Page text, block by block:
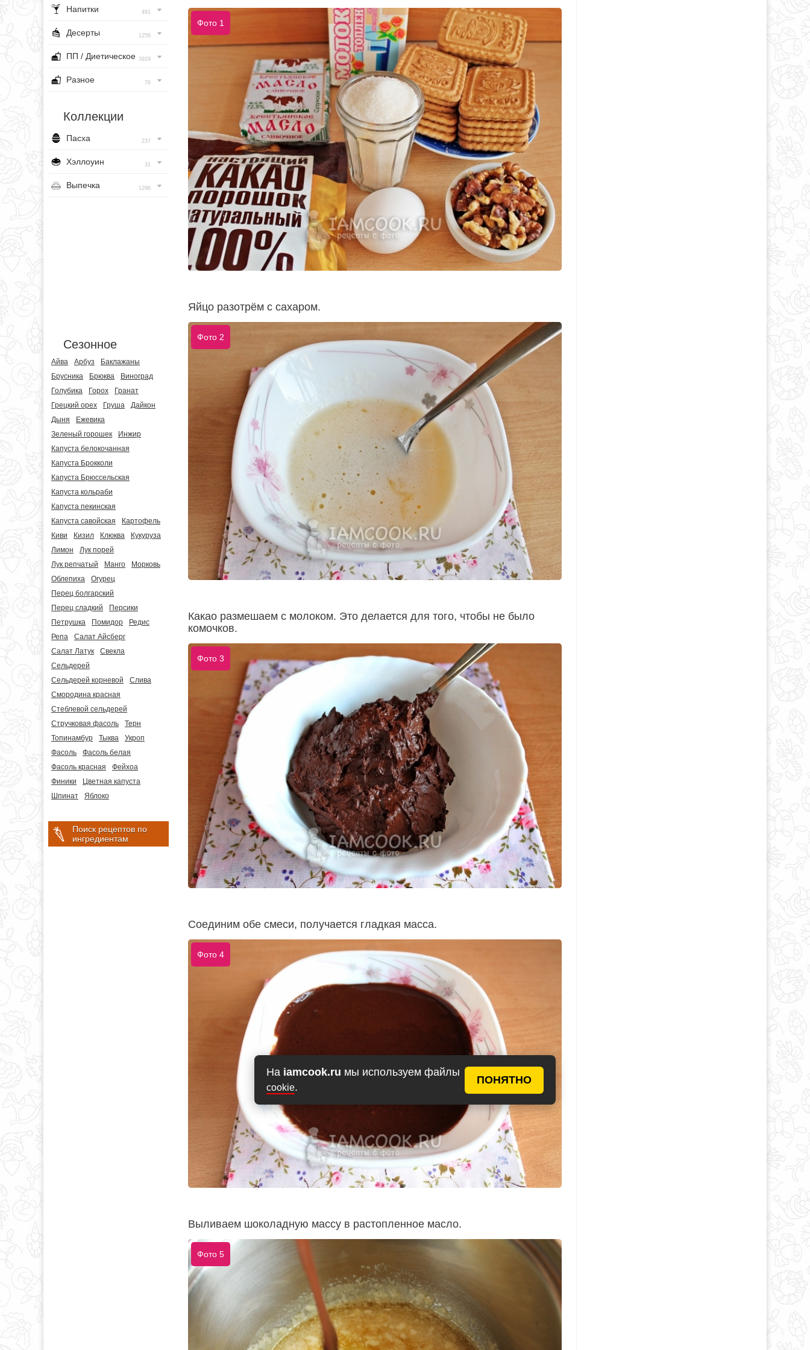
На iamcook.ru мы используем файлы
cookie.
ПОНЯТНО
Напитки 491
Десерты 1256
ПП / Диетическое 3929
Разное 76
Коллекции
Пасха 237
Хэллоуин 31
Выпечка 1296
Сезонное
Айва Арбуз
Баклажаны
Брусника
Брюква
Виноград
Голубика
Горох
Гранат
Грецкий орех
Груша
Дайкон
Дыня
Ежевика
Зеленый горошек
Инжир
Капуста белокочанная
Капуста Брокколи
Капуста Брюссельская
Капуста кольраби
Капуста пекинская
Капуста савойская
Картофель
Киви
Кизил Клюква
Кукуруза
Лимон
Лук порей
Лук репчатый
Манго
Морковь
Облепиха
Огурец
Перец болгарский
Перец сладкий
Персики
Петрушка
Помидор
Редис
Репа
Салат Айсберг
Салат Латук
Свекла
Сельдерей
Сельдерей корневой
Слива
Смородина красная
Стеблевой сельдерей
Стручковая фасоль
Терн
Топинамбур
Тыква
Укроп
Фасоль
Фасоль белая
Фасоль красная
Фейхоа
Финики
Цветная капуста
Шпинат
Яблоко
Поиск рецептов по
ингредиентам
Фото 1
Яйцо разотрём с сахаром.
Фото 2
Какао размешаем с молоком. Это делается для того, чтобы не было
комочков.
Фото 3
Соединим обе смеси, получается гладкая масса.
Фото 4
Выливаем шоколадную массу в растопленное масло.
Фото 5